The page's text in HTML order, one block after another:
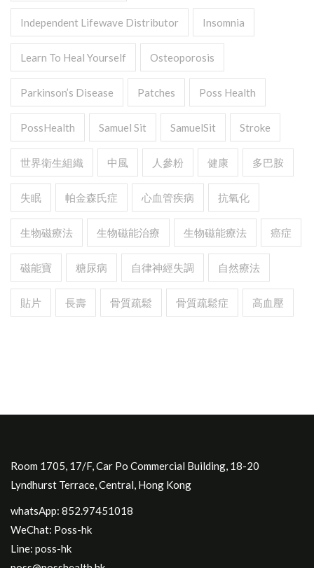
Independent Lifewave Distributor Insomnia
Learn To Heal Yourself Osteoporosis
Parkinson’s Disease Patches Poss Health
PossHealth Samuel Sit SamuelSit Stroke
世界衛生組織 中風 人參粉 健康 多巴胺
失眠 帕金森氏症 心血管疾病 抗氧化
生物磁療法 生物磁能治療 生物磁能療法 癌症
磁能寶 糖尿病 自律神經失調 自然療法
貼片 長壽 骨質疏鬆 骨質疏鬆症 高血壓
Room 1705, 17/F, Car Po Commercial Building, 18-20
Lyndhurst Terrace, Central, Hong Kong
whatsApp: 852.97451018
WeChat: Poss-hk
Line: poss-hk